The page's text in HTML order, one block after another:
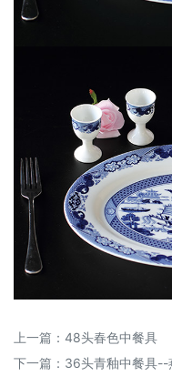
上一篇： 48头春色中餐具
下一篇： 36头青釉中餐具--